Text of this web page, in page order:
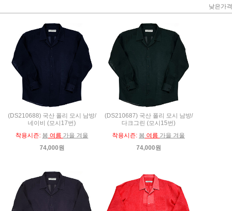
낮은가격
(DS210688) 국산 폴리 모시 남방/
네이비 (모시17번)
착용시즌: 봄 여름 가을 겨울
74,000원
(DS210687) 국산 폴리 모시 남방/
다크그린 (모시15번)
착용시즌: 봄 여름 가을 겨울
74,000원